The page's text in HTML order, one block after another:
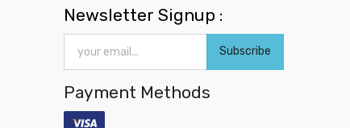
Newsletter Signup :
Subscribe
Payment Methods